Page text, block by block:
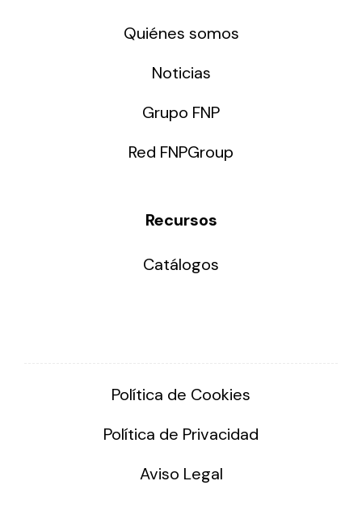
Quiénes somos
Noticias
Grupo FNP
Red FNPGroup
Recursos
Catálogos
Política de Cookies
Política de Privacidad
Aviso Legal